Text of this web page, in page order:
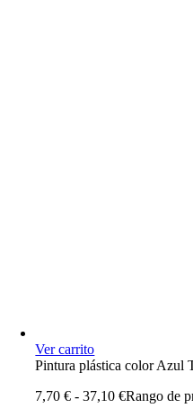
Ver carrito
Pintura plástica color Azul
7,70€ - 37,10€Rango de